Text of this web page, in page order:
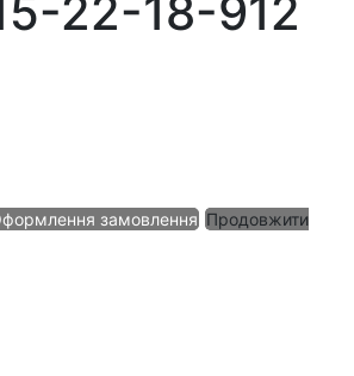
22-18-912
замовлення Продовжити